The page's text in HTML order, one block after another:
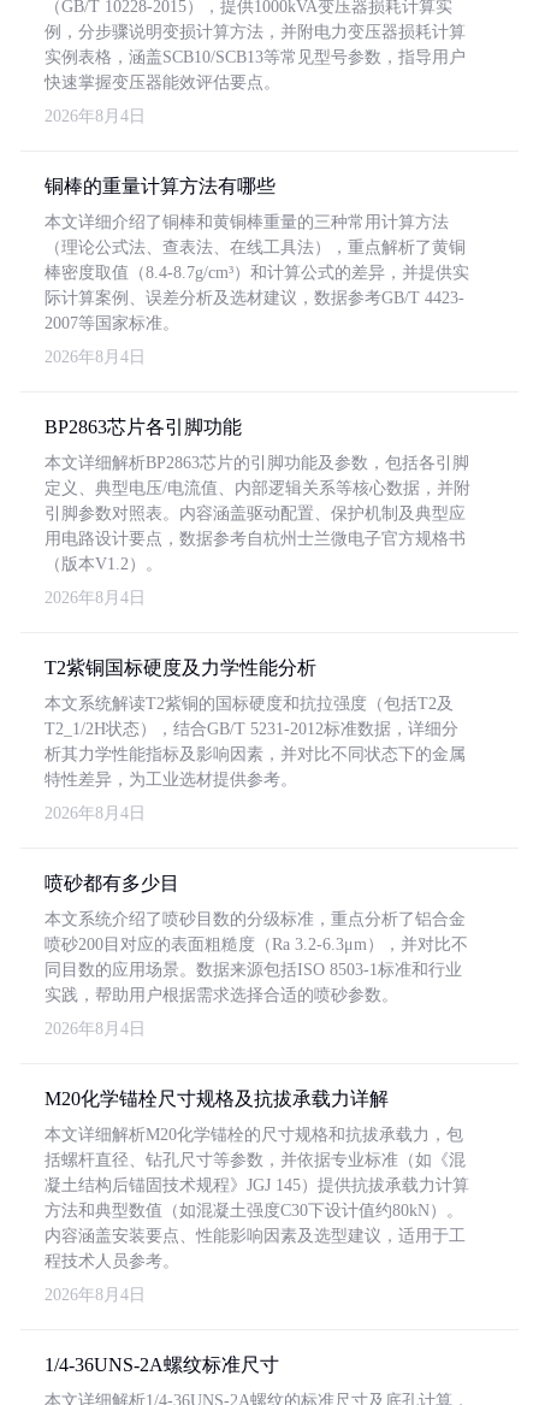
（GB/T 10228-2015），提供1000kVA变压器损耗计算实
例，分步骤说明变损计算方法，并附电力变压器损耗计算
实例表格，涵盖SCB10/SCB13等常见型号参数，指导用户
快速掌握变压器能效评估要点。
2026年8月4日
铜棒的重量计算方法有哪些
本文详细介绍了铜棒和黄铜棒重量的三种常用计算方法
（理论公式法、查表法、在线工具法），重点解析了黄铜
棒密度取值（8.4-8.7g/cm³）和计算公式的差异，并提供实
际计算案例、误差分析及选材建议，数据参考GB/T 4423-
2007等国家标准。
2026年8月4日
BP2863芯片各引脚功能
本文详细解析BP2863芯片的引脚功能及参数，包括各引脚
定义、典型电压/电流值、内部逻辑关系等核心数据，并附
引脚参数对照表。内容涵盖驱动配置、保护机制及典型应
用电路设计要点，数据参考自杭州士兰微电子官方规格书
（版本V1.2）。
2026年8月4日
T2紫铜国标硬度及力学性能分析
本文系统解读T2紫铜的国标硬度和抗拉强度（包括T2及
T2_1/2H状态），结合GB/T 5231-2012标准数据，详细分
析其力学性能指标及影响因素，并对比不同状态下的金属
特性差异，为工业选材提供参考。
2026年8月4日
喷砂都有多少目
本文系统介绍了喷砂目数的分级标准，重点分析了铝合金
喷砂200目对应的表面粗糙度（Ra 3.2-6.3μm），并对比不
同目数的应用场景。数据来源包括ISO 8503-1标准和行业
实践，帮助用户根据需求选择合适的喷砂参数。
2026年8月4日
M20化学锚栓尺寸规格及抗拔承载力详解
本文详细解析M20化学锚栓的尺寸规格和抗拔承载力，包
括螺杆直径、钻孔尺寸等参数，并依据专业标准（如《混
凝土结构后锚固技术规程》JGJ 145）提供抗拔承载力计算
方法和典型数值（如混凝土强度C30下设计值约80kN）。
内容涵盖安装要点、性能影响因素及选型建议，适用于工
程技术人员参考。
2026年8月4日
1/4-36UNS-2A螺纹标准尺寸
本文详细解析1/4-36UNS-2A螺纹的标准尺寸及底孔计算，